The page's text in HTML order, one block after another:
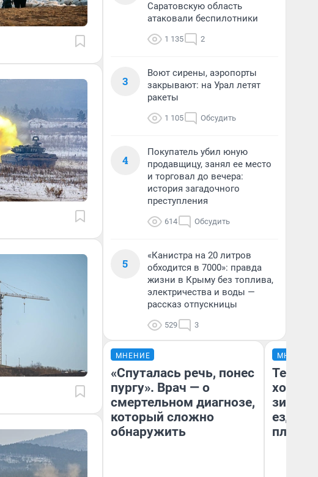
Саратовскую область
атаковали беспилотники
1 135 2
3
Воют сирены, аэропорты
закрывают: на Урал летят
ракеты
1 105 Обсудить
4
Покупатель убил юную
продавщицу, занял ее место
и торговал до вечера:
история загадочного
преступления
614 Обсудить
5
«Канистра на 20 литров
обходится в 7000»: правда
жизни в Крыму без топлива,
электричества и воды —
рассказ отпускницы
529 3
МНЕНИЕ
«Спуталась речь, понес
пургу». Врач — о
смертельном диагнозе,
который сложно
обнаружить
МНЕНИЕ
Тепло
зимой.
ездит
плюсы